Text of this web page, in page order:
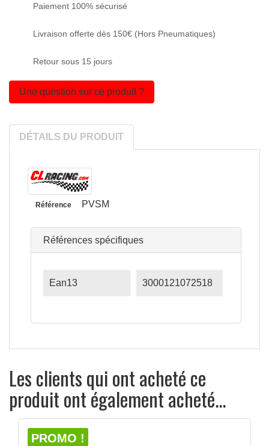
Paiement 100% sécurisé
Livraison offerte dès 150€ (Hors Pneumatiques)
Retour sous 15 jours
Une question sur ce produit ?
DÉTAILS DU PRODUIT
Référence PVSM
Références spécifiques
Ean13 3000121072518
Les clients qui ont acheté ce
produit ont également acheté...
PROMO !